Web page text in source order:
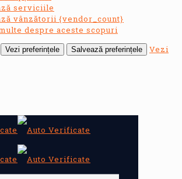
serviciile
vânzătorii {vendor_count}
despre aceste scopuri
Vezi preferințele Salvează preferințele
Vezi